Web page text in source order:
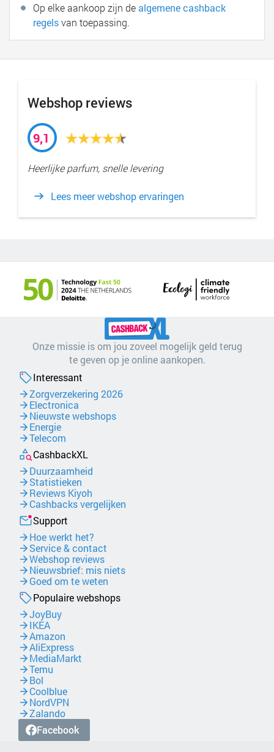
Op elke aankoop zijn dealgemene cashback
regelsvan toepassing.
Webshop reviews
9,1
Heerlijke parfum, snelle levering
Lees meer webshop ervaringen
Onze missie is om jou zoveel mogelijk geld terug
te geven op je online aankopen.
Interessant
Zorgverzekering 2026
Electronica
Nieuwste webshops
Energie
Telecom
CashbackXL
Duurzaamheid
Statistieken
Reviews Kiyoh
Cashbacks vergelijken
Support
Hoe werkt het?
Service & contact
Webshop reviews
Nieuwsbrief: mis niets
Goed om te weten
Populaire webshops
JoyBuy
IKEA
Amazon
AliExpress
MediaMarkt
Temu
Bol
Coolblue
NordVPN
Zalando
Facebook